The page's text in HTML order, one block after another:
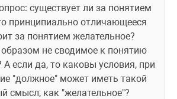
существует ли за понятием
принципиально отличающееся
за понятием желательное?
не сводимое к понятию
А если да, то каковы условия, при
"должное" может иметь такой
смысл, как "желательное"?